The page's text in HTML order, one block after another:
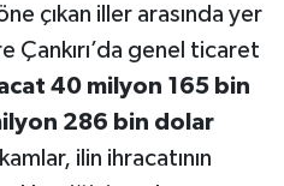
çıkan iller arasında yer
Çankırı’da genel ticaret
40 milyon 165 bin
286 bin dolar
ilin ihracatının